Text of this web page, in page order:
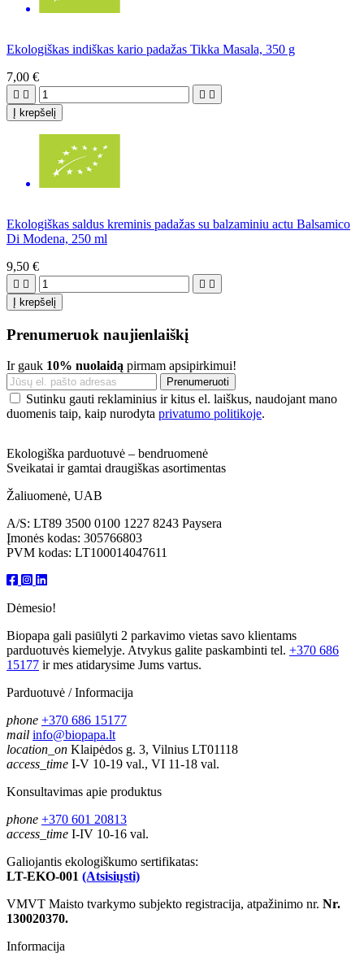
Ekologiškas indiškas kario padažas Tikka Masala, 350 g
7,00 €
   
Į krepšelį
Ekologiškas saldus kreminis padažas su balzaminiu actu Balsamico
Di Modena, 250 ml
9,50 €
   
Į krepšelį
Prenumeruok naujienlaiškį
Ir gauk 10% nuolaidą pirmam apsipirkimui!
Sutinku gauti reklaminius ir kitus el. laiškus, naudojant mano
duomenis taip, kaip nurodyta privatumo politikoje.
Ekologiška parduotuvė – bendruomenė
Sveikatai ir gamtai draugiškas asortimentas
Žaliuomenė, UAB
A/S: LT89 3500 0100 1227 8243 Paysera
Įmonės kodas: 305766803
PVM kodas: LT100014047611
Dėmesio!
Biopapa gali pasiūlyti 2 parkavimo vietas savo klientams
parduotuvės kiemelyje. Atvykus galite paskambinti tel. +370 686
15177 ir mes atidarysime Jums vartus.
Parduotuvė / Informacija
phone +370 686 15177
mail info@biopapa.lt
location_on Klaipėdos g. 3, Vilnius LT01118
access_time I-V 10-19 val., VI 11-18 val.
Konsultavimas apie produktus
phone +370 601 20813
access_time I-IV 10-16 val.
Galiojantis ekologiškumo sertifikatas:
LT-EKO-001 (Atsisiųsti)
VMVT Maisto tvarkymo subjekto registracija, atpažinimo nr. Nr.
130020370.
Informacija